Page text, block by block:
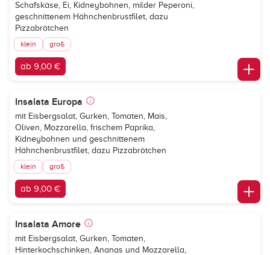
Schafskäse, Ei, Kidneybohnen, milder Peperoni,
geschnittenem Hähnchenbrustfilet, dazu
Pizzabrötchen
klein groß
ab 9,00 €
Insalata Europa
mit Eisbergsalat, Gurken, Tomaten, Mais,
Oliven, Mozzarella, frischem Paprika,
Kidneybohnen und geschnittenem
Hähnchenbrustfilet, dazu Pizzabrötchen
klein groß
ab 9,00 €
Insalata Amore
mit Eisbergsalat, Gurken, Tomaten,
Hinterkochschinken, Ananas und Mozzarella,